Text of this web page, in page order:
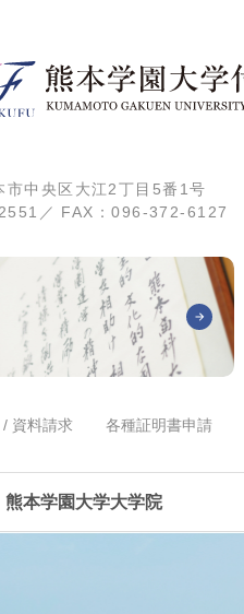
中央区大江2丁目5番1号
／ FAX：096-372-6127
資料請求 各種証明書申請
熊本学園大学大学院